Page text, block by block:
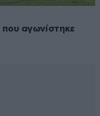
αγωνίστηκε